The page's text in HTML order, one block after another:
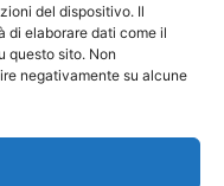
del dispositivo. Il
di elaborare dati come il
questo sito. Non
negativamente su alcune